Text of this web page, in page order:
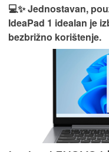
💻✨ Jednostavan,
IdeaPad 1 idealan je
bezbrižno korištenje.